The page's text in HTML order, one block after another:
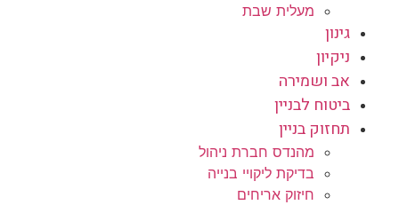
מעלית שבת
גינון
ניקיון
אב ושמירה
ביטוח לבניין
תחזוק בניין
מהנדס חברת ניהול
בדיקת ליקויי בנייה
חיזוק אריחים